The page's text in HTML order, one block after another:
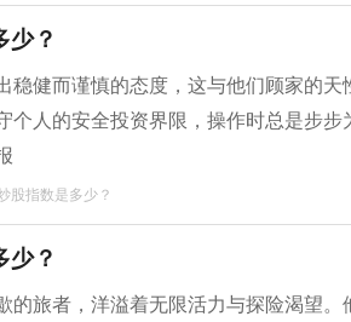
少？
稳健而谨慎的态度，这与他们顾家的
个人的安全投资界限，操作时总是步
股指数是多少？
少？
的旅者，洋溢着无限活力与探险渴望